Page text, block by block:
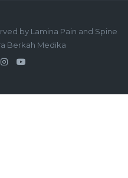
by Lamina Pain and Spine
Berkah Medika